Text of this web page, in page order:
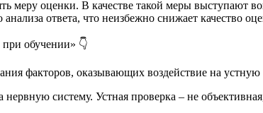
меру оценки. В качестве такой меры выступают
ответа, что неизбежно снижает качество
при обучении» 👇
факторов, оказывающих воздействие на
систему. Устная проверка – не